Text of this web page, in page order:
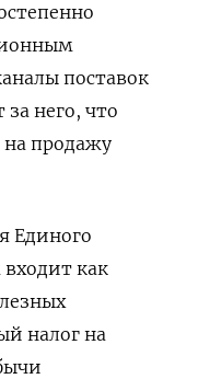
поставок
него, что
продажу
Единого
как
налог на